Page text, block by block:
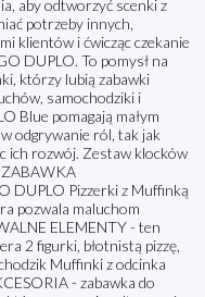
aby odtworzyć scenki z
potrzeby innych,
klientów i ćwicząc czekanie
DUPLO. To pomysł na
którzy lubią zabawki
samochodziki i
Blue pomagają małym
odgrywanie ról, tak jak
ich rozwój. Zestaw klocków
ZABAWKA
DUPLO Pizzerki z Muffinką
pozwala maluchom
ELEMENTY - ten
2 figurki, błotnistą pizzę,
Muffinki z odcinka
- zabawka do